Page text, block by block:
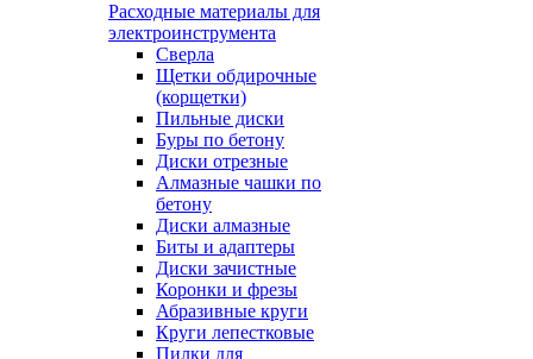
Расходные материалы для
электроинструмента
Сверла
Щетки обдирочные
(корщетки)
Пильные диски
Буры по бетону
Диски отрезные
Алмазные чашки по
бетону
Диски алмазные
Биты и адаптеры
Диски зачистные
Коронки и фрезы
Абразивные круги
Круги лепестковые
Пилки для